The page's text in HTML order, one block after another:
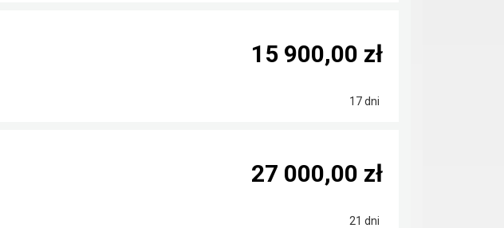
17 dni
15 900,00 zł
21 dni
27 000,00 zł